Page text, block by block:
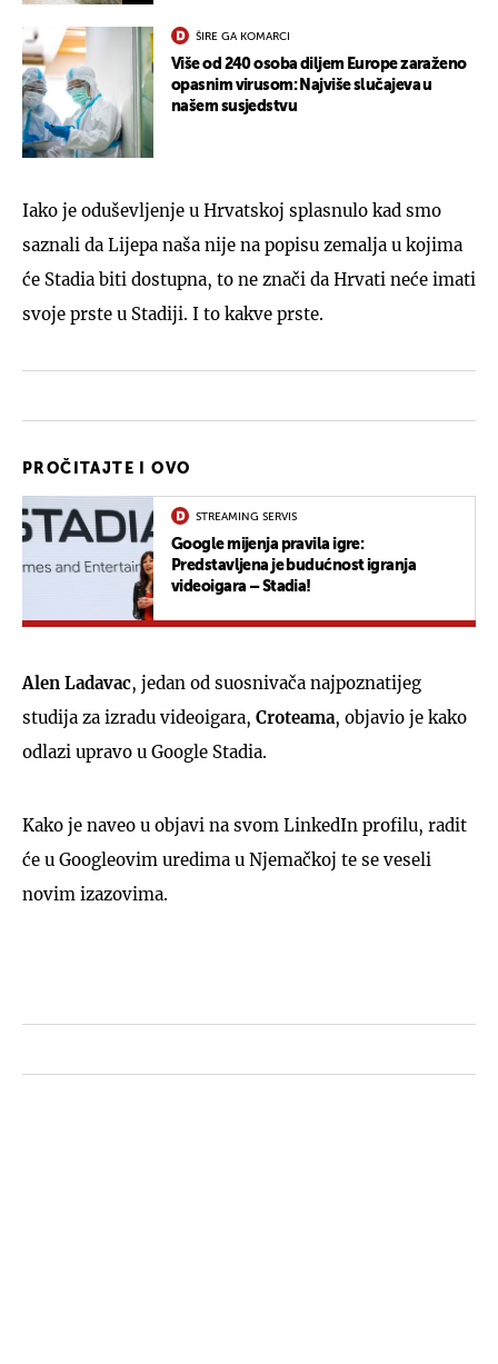
ŠIRE GA KOMARCI
Više od 240 osoba diljem Europe zaraženo
opasnim virusom: Najviše slučajeva u
našem susjedstvu
Iako je oduševljenje u Hrvatskoj splasnulo kad smo
saznali da Lijepa naša nije na popisu zemalja u kojima
će Stadia biti dostupna, to ne znači da Hrvati neće imati
svoje prste u Stadiji. I to kakve prste.
PROČITAJTE I OVO
STREAMING SERVIS
Google mijenja pravila igre:
Predstavljena je budućnost igranja
videoigara – Stadia!
Alen Ladavac, jedan od suosnivača najpoznatijeg
studija za izradu videoigara, Croteama, objavio je kako
odlazi upravo u Google Stadia.
Kako je naveo u objavi na svom LinkedIn profilu, radit
će u Googleovim uredima u Njemačkoj te se veseli
novim izazovima.